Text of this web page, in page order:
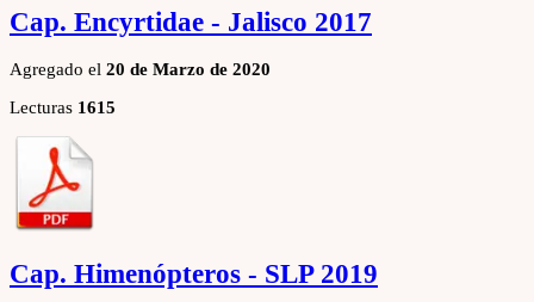
Cap. Encyrtidae - Jalisco 2017
Agregado el 20 de Marzo de 2020
Lecturas 1615
Cap. Himenópteros - SLP 2019